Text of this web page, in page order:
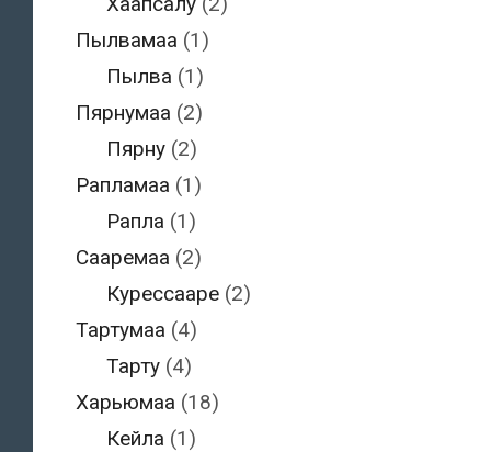
Пылвамаа (1)
Пылва (1)
Пярнумаа (2)
Пярну (2)
Рапламаа (1)
Рапла (1)
Сааремаа (2)
Курессааре (2)
Тартумаа (4)
Тарту (4)
Харьюмаа (18)
Кейла (1)